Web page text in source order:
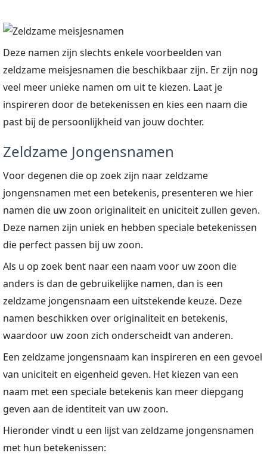
Deze namen zijn slechts enkele voorbeelden van
zeldzame meisjesnamen die beschikbaar zijn. Er zijn nog
veel meer unieke namen om uit te kiezen. Laat je
inspireren door de betekenissen en kies een naam die
past bij de persoonlijkheid van jouw dochter.
Zeldzame Jongensnamen
Voor degenen die op zoek zijn naar zeldzame
jongensnamen met een betekenis, presenteren we hier
namen die uw zoon originaliteit en uniciteit zullen geven.
Deze namen zijn uniek en hebben speciale betekenissen
die perfect passen bij uw zoon.
Als u op zoek bent naar een naam voor uw zoon die
anders is dan de gebruikelijke namen, dan is een
zeldzame jongensnaam een uitstekende keuze. Deze
namen beschikken over originaliteit en betekenis,
waardoor uw zoon zich onderscheidt van anderen.
Een zeldzame jongensnaam kan inspireren en een gevoel
van uniciteit en eigenheid geven. Het kiezen van een
naam met een speciale betekenis kan meer diepgang
geven aan de identiteit van uw zoon.
Hieronder vindt u een lijst van zeldzame jongensnamen
met hun betekenissen: